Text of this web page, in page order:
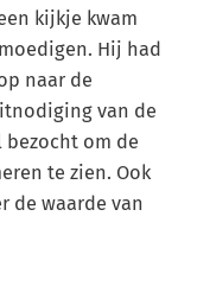
kijkje kwam
Hij had
naar de
van de
om de
te zien. Ook
de waarde van